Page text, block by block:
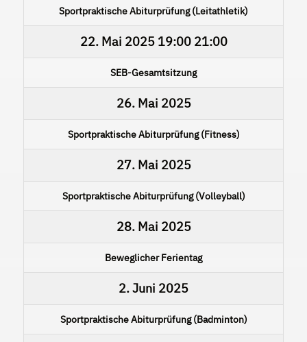
Sportpraktische Abiturprüfung (Leitathletik)
22. Mai 202519:00 21:00
SEB-Gesamtsitzung
26. Mai 2025
Sportpraktische Abiturprüfung (Fitness)
27. Mai 2025
Sportpraktische Abiturprüfung (Volleyball)
28. Mai 2025
Beweglicher Ferientag
2. Juni 2025
Sportpraktische Abiturprüfung (Badminton)